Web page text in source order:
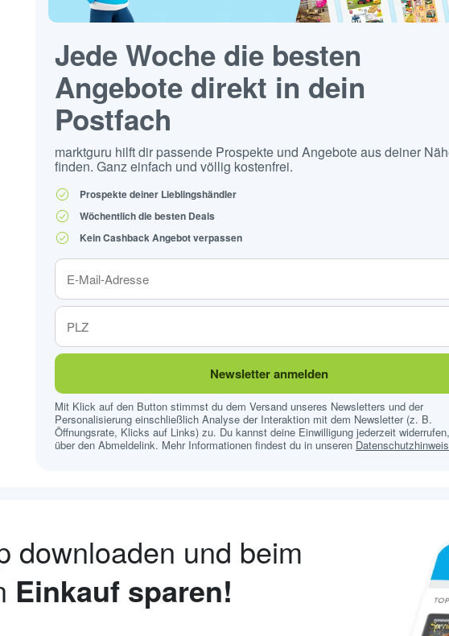
Jede Woche die besten
Angebote direkt in dein
Postfach
marktguru hilft dir passende Prospekte und Angebote aus deiner
finden. Ganz einfach und völlig kostenfrei.
Prospekte deiner Lieblingshändler
Wöchentlich die besten Deals
Kein Cashback Angebot verpassen
Newsletter anmelden
Mit Klick auf den Button stimmst du dem Versand unseres Newsletters und der
Personalisierung einschließlich Analyse der Interaktion mit dem Newsletter (z. B.
Öffnungsrate, Klicks auf Links) zu. Du kannst deine Einwilligung jederzeit
über den Abmeldelink. Mehr Informationen findest du in unseren
downloaden und beim
Einkauf sparen!